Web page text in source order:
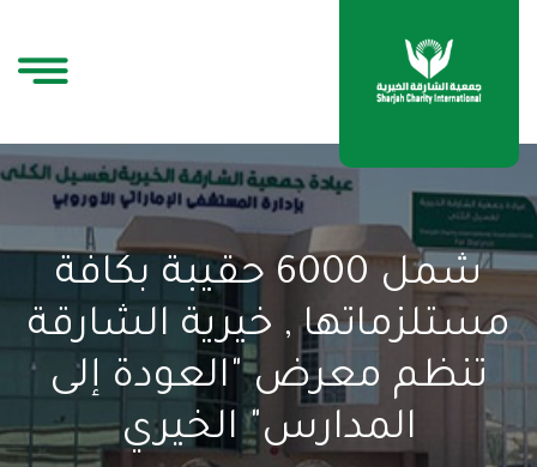
شمل 6000 حقيبة بكافة
مستلزماتها , خيرية الشارقة
تنظم معرض "العودة إلى
المدارس" الخيري